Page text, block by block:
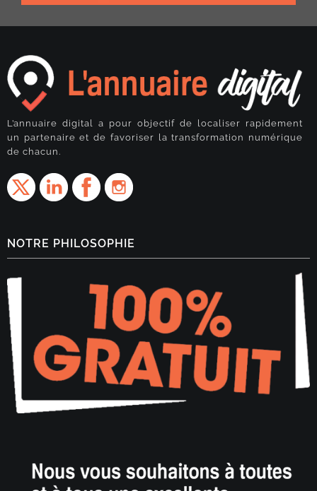
L’annuaire digital a pour objectif de localiser rapidement
un partenaire et de favoriser la transformation numérique
de chacun.
NOTRE PHILOSOPHIE